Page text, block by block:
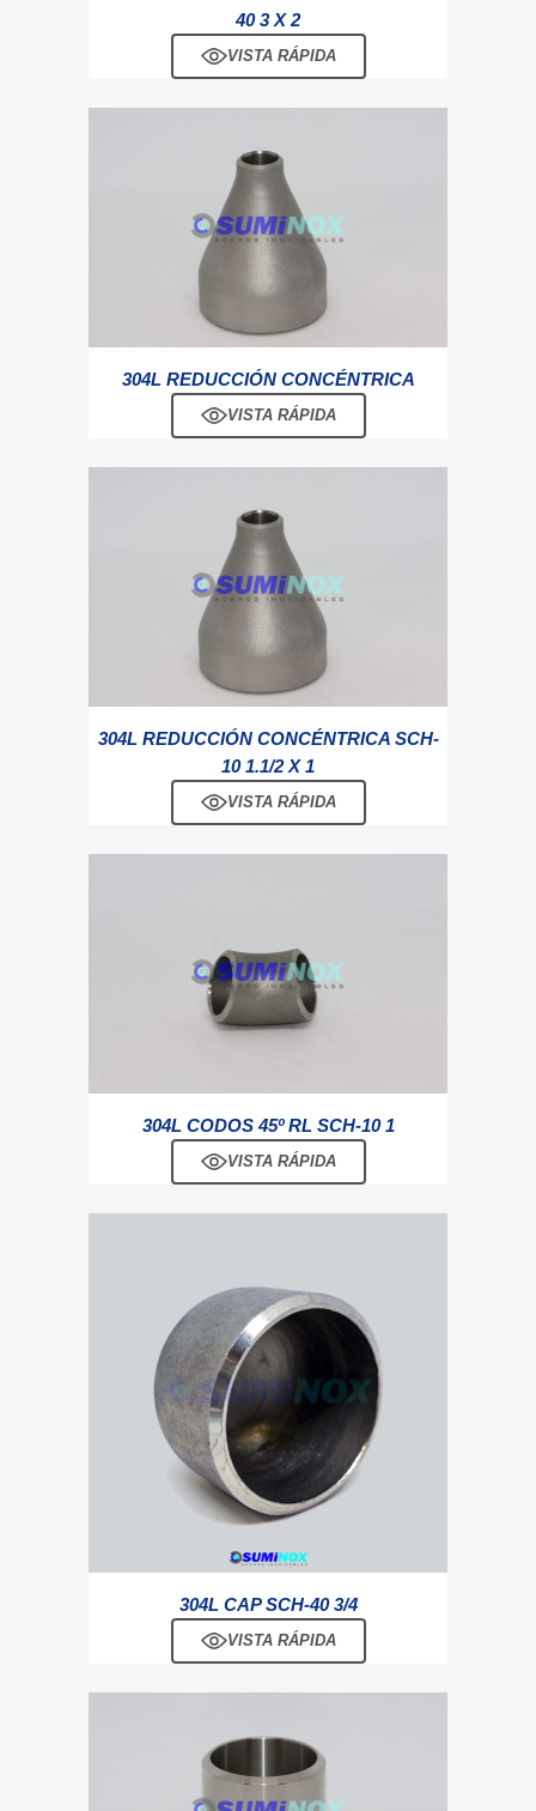
40 3 X 2
VISTA RÁPIDA
304L REDUCCIÓN CONCÉNTRICA
VISTA RÁPIDA
304L REDUCCIÓN CONCÉNTRICA SCH-
10 1.1/2 X 1
VISTA RÁPIDA
304L CODOS 45º RL SCH-10 1
VISTA RÁPIDA
304L CAP SCH-40 3/4
VISTA RÁPIDA